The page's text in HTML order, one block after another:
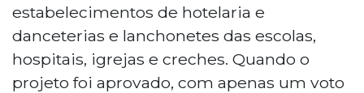
estabelecimentos de hotelaria e
danceterias e lanchonetes das escolas,
hospitais, igrejas e creches. Quando o
projeto foi aprovado, com apenas um voto